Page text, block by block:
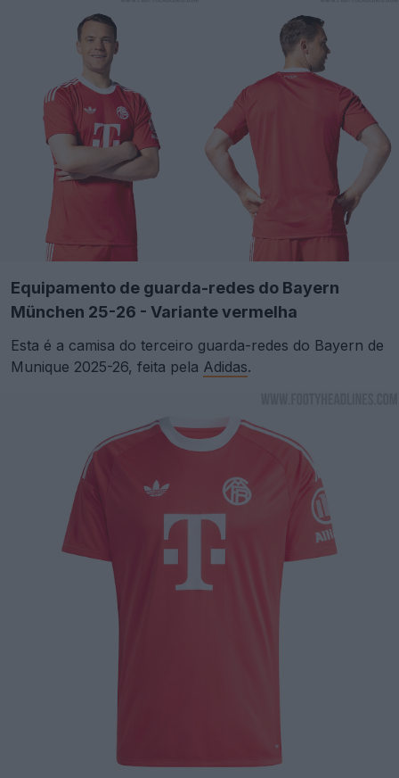
Equipamento de guarda-redes do Bayern
München 25-26 - Variante vermelha
Esta é a camisa do terceiro guarda-redes do Bayern de
Munique 2025-26, feita pela Adidas.